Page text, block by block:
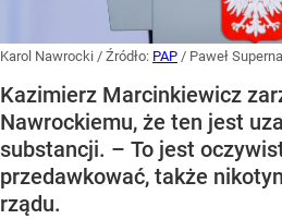
Karol Nawrocki / Źródło: PAP / Paweł
Kazimierz Marcinkiewicz
Nawrockiemu, że ten jest
substancji. – To jest
przedawkować, także
rządu.